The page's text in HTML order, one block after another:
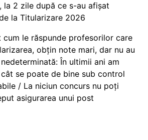
la 2 zile după ce s-au afișat
la Titularizare 2026
cum le răspunde profesorilor care
obțin note mari, dar nu au
În ultimii ani am
se poate de bine sub control
/ La niciun concurs nu poți
asigurarea unui post